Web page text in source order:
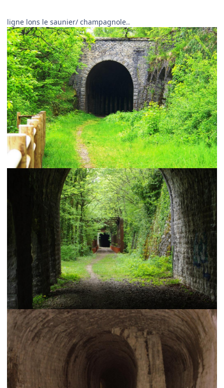
ligne lons le saunier/ champagnole..